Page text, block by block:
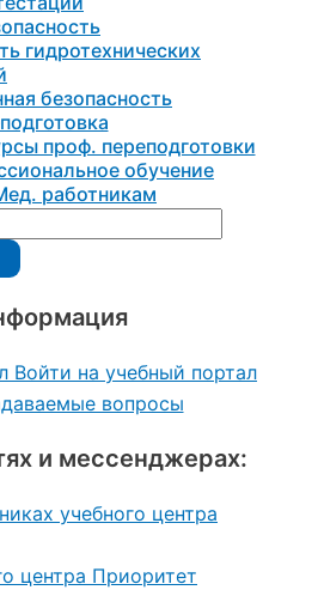
гидротехнических
безопасность
проф. переподготовки
обучение
работникам
Войти на учебный портал
вопросы
и мессенджерах: